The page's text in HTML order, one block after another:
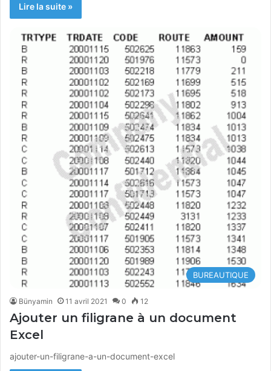
Lire la suite »
BUREAUTIQUE
Bünyamin 11 avril 2021 0 12
Ajouter un filigrane à un document
Excel
ajouter-un-filigrane-a-un-document-excel